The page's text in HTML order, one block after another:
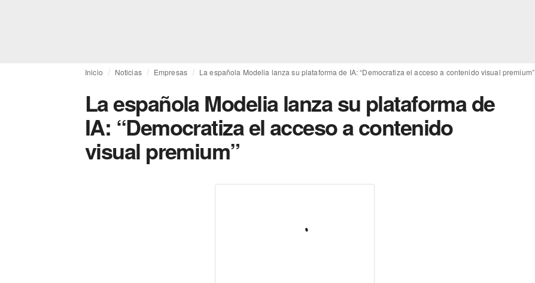
Inicio Noticias Empresas La española Modelia lanza su plataforma de IA: “Democratiza el acceso a contenido visual premium”
La española Modelia lanza su plataforma de
IA: “Democratiza el acceso a contenido
visual premium”